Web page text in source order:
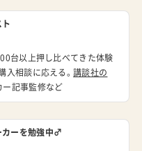
ト
台以上押し比べてきた体験
入相談に応える。講談社の
ー記事監修など
カーを勉強中♂